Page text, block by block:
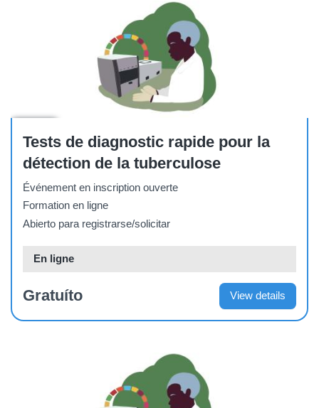
Tests de diagnostic rapide pour la
détection de la tuberculose
Événement en inscription ouverte
Formation en ligne
Abierto para registrarse/solicitar
En ligne
Gratuíto View details